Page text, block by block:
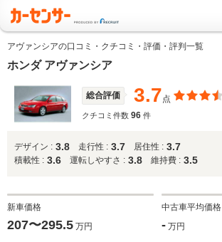
アヴァンシアの口コミ・クチコミ・評価・評判一覧
ホンダ アヴァンシア
総合評価 3.7点
クチコミ件数 96 件
デザイン : 3.8 走行性 : 3.7 居住性 : 3.7
積載性 : 3.6 運転しやすさ : 3.8 維持費 : 3.5
新車価格
207〜295.5 万円
中古車平均価格
-万円